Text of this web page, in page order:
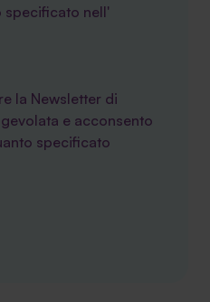
specificato nell'
la Newsletter di
e acconsento
specificato